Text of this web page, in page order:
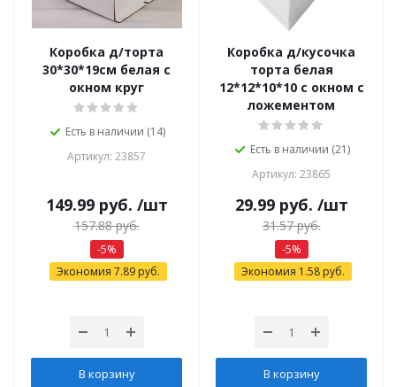
Коробка д/торта
30*30*19см белая с
окном круг
Есть в наличии (14)
Артикул: 23857
149.99руб. /шт
157.88руб.
-5%
Экономия 7.89руб.
В корзину
Коробка д/кусочка
торта белая
12*12*10*10 с окном с
ложементом
Есть в наличии (21)
Артикул: 23865
29.99руб. /шт
31.57руб.
-5%
Экономия 1.58руб.
В корзину